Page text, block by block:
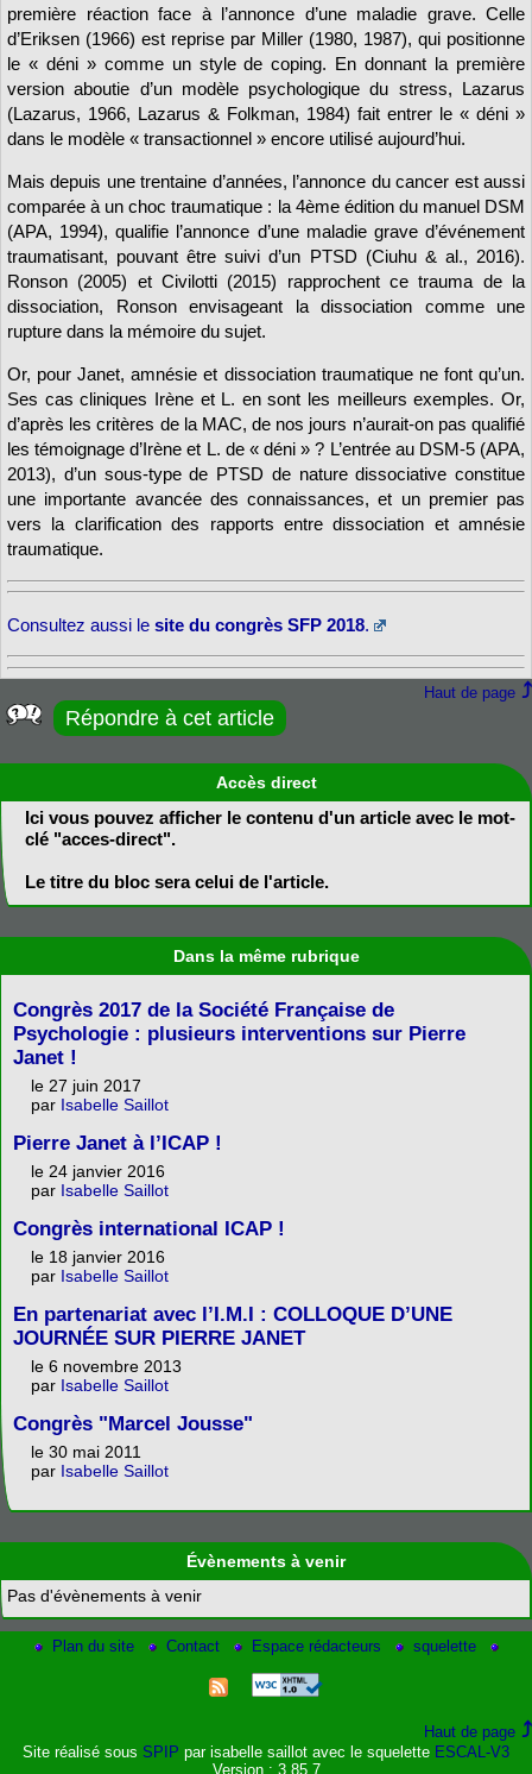
première réaction face à l’annonce d’une maladie grave. Celle
d’Eriksen (1966) est reprise par Miller (1980, 1987), qui positionne
le « déni » comme un style de coping. En donnant la première
version aboutie d’un modèle psychologique du stress, Lazarus
(Lazarus, 1966, Lazarus & Folkman, 1984) fait entrer le « déni »
dans le modèle « transactionnel » encore utilisé aujourd’hui.
Mais depuis une trentaine d’années, l’annonce du cancer est aussi
comparée à un choc traumatique : la 4ème édition du manuel DSM
(APA, 1994), qualifie l’annonce d’une maladie grave d’événement
traumatisant, pouvant être suivi d’un PTSD (Ciuhu & al., 2016).
Ronson (2005) et Civilotti (2015) rapprochent ce trauma de la
dissociation, Ronson envisageant la dissociation comme une
rupture dans la mémoire du sujet.
Or, pour Janet, amnésie et dissociation traumatique ne font qu’un.
Ses cas cliniques Irène et L. en sont les meilleurs exemples. Or,
d’après les critères de la MAC, de nos jours n’aurait-on pas qualifié
les témoignage d’Irène et L. de « déni » ? L’entrée au DSM-5 (APA,
2013), d’un sous-type de PTSD de nature dissociative constitue
une importante avancée des connaissances, et un premier pas
vers la clarification des rapports entre dissociation et amnésie
traumatique.
Consultez aussi le site du congrès SFP 2018.
Haut de page
Répondre à cet article
Accès direct
Ici vous pouvez afficher le contenu d'un article avec le mot-
clé "acces-direct".
Le titre du bloc sera celui de l'article.
Dans la même rubrique
Congrès 2017 de la Société Française de
Psychologie : plusieurs interventions sur Pierre
Janet !
le 27 juin 2017
par Isabelle Saillot
Pierre Janet à l’ICAP !
le 24 janvier 2016
par Isabelle Saillot
Congrès international ICAP !
le 18 janvier 2016
par Isabelle Saillot
En partenariat avec l’I.M.I : COLLOQUE D’UNE
JOURNÉE SUR PIERRE JANET
le 6 novembre 2013
par Isabelle Saillot
Congrès "Marcel Jousse"
le 30 mai 2011
par Isabelle Saillot
Évènements à venir
Pas d'évènements à venir
Plan du site Contact Espace rédacteurs squelette
Haut de page
Site réalisé sous SPIP par isabelle saillot avec le squelette ESCAL-V3
Version : 3.85.7